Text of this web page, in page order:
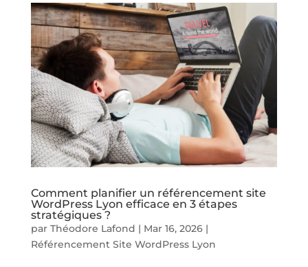
Comment planifier un référencement site
WordPress Lyon efficace en 3 étapes
stratégiques ?
par Théodore Lafond | Mar 16, 2026|
Référencement Site WordPress Lyon